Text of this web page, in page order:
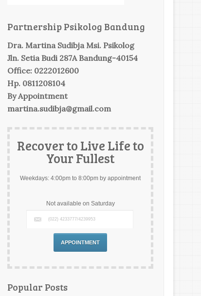
Partnership Psikolog Bandung
Dra. Martina Sudibja Msi. Psikolog
Jln. Setia Budi 287A Bandung-40154
Office: 0222012600
Hp. 0811208104
By Appointment
martina.sudibja@gmail.com
Recover to Live Life to
Your Fullest
Weekdays: 4:00pm to 8:00pm by appointment
Not available on Saturday
Popular Posts